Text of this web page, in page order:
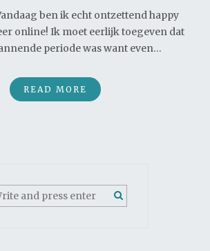
ben ik echt ontzettend happy
online! Ik moet eerlijk toegeven dat
periode was want even…
READ MORE